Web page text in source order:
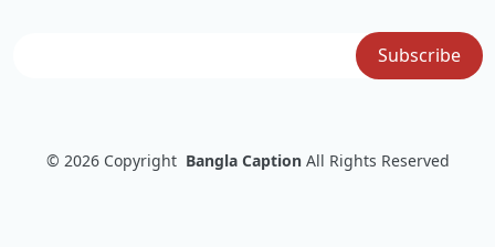
© 2026 Copyright Bangla Caption All Rights Reserved